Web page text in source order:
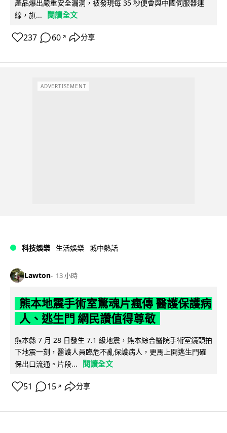
產品爆出嚴重安全漏洞，被發現每 35 秒便會與中國伺服器連
線，旗...
閱讀全文
237 60 ↗ 分享
ADVERTISEMENT
科技娛樂 生活娛樂 城中熱話
Lawton 13 小時
熊本地震手術室驚魂片瘋傳 醫護保護病
人、逃生門 網民讚值得尊敬
熊本縣 7 月 28 日發生 7.1 級地震，熊本綜合醫院手術室鏡頭拍
下地震一刻，醫護人員臨危不亂保護病人，更馬上開逃生門確
保出口流通。片段...
閱讀全文
51 15 ↗ 分享